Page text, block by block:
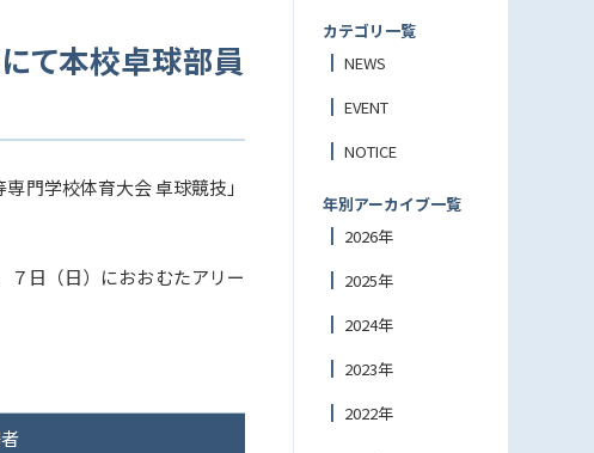
て本校卓球部員
門学校体育大会 卓球競技」
日（日）におおむたアリー
カテゴリ一覧
NEWS
EVENT
NOTICE
年別アーカイブ一覧
2026年
2025年
2024年
2023年
2022年